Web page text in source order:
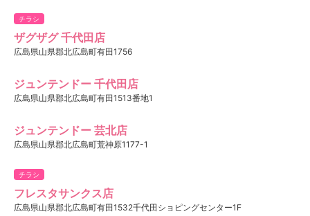
チラシ
ザグザグ 千代田店
広島県山県郡北広島町有田1756
ジュンテンドー 千代田店
広島県山県郡北広島町有田1513番地1
ジュンテンドー 芸北店
広島県山県郡北広島町荒神原1177-1
チラシ
フレスタサンクス店
広島県山県郡北広島町有田1532千代田ショピングセンター1F